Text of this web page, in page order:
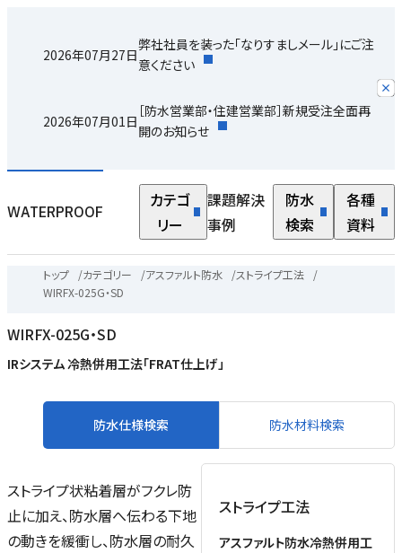
2026年07月27日
弊社社員を装った「なりすましメール」にご注
意ください
2026年07月01日
［防水営業部・住建営業部］新規受注全面再
開のお知らせ
WATERPROOF
カテゴ
リー
課題解決
事例
防水
検索
各種
資料
トップ /カテゴリー /アスファルト防水 /ストライプ工法
/
WIRFX-025G・SD
WIRFX-025G・SD
IRシステム 冷熱併用工法「FRAT仕上げ」
防水仕様検索 防水材料検索
ストライプ状粘着層がフクレ防
止に加え、防水層へ伝わる下地
の動きを緩衝し、防水層の耐久
ストライプ工法
アスファルト防水冷熱併用工